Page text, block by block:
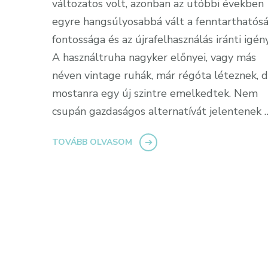
változatos volt, azonban az utóbbi években
egyre hangsúlyosabbá vált a
fontossága és az újrafelhasználás iránti
A használtruha nagyker előnyei, vagy más
néven vintage ruhák, már régóta léteznek,
mostanra egy új szintre emelkedtek. Nem
csupán gazdaságos alternatívát jelentenek
TOVÁBB OLVASOM